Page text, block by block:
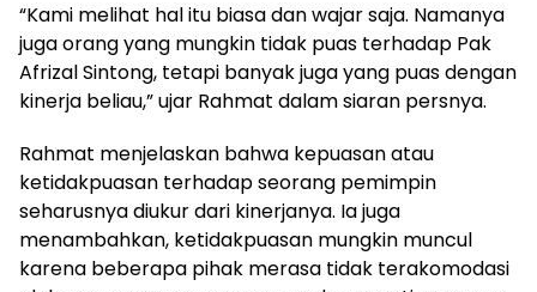
“Kami melihat hal itu biasa dan wajar saja. Namanya
juga orang yang mungkin tidak puas terhadap Pak
Afrizal Sintong, tetapi banyak juga yang puas dengan
kinerja beliau,” ujar Rahmat dalam siaran persnya.
Rahmat menjelaskan bahwa kepuasan atau
ketidakpuasan terhadap seorang pemimpin
seharusnya diukur dari kinerjanya. Ia juga
menambahkan, ketidakpuasan mungkin muncul
karena beberapa pihak merasa tidak terakomodasi